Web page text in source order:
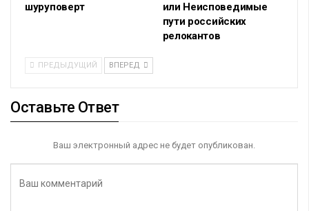
шуруповерт
или Неисповедимые
пути российских
релокантов
ПРЕДЫДУЩИЙ ВПЕРЕД
Оставьте Ответ
Ваш электронный адрес не будет опубликован.